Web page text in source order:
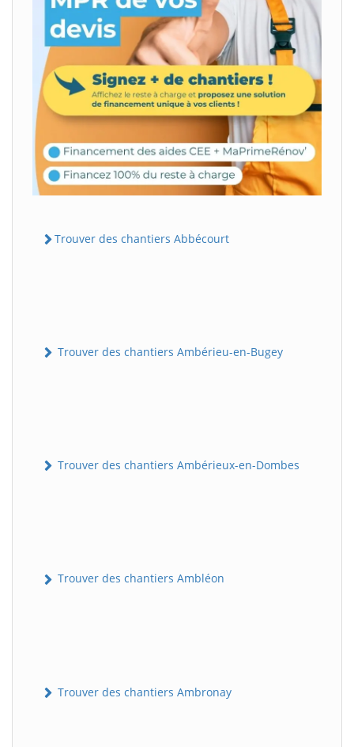
Trouver des chantiers Abbécourt
Trouver des chantiers Ambérieu-en-Bugey
Trouver des chantiers Ambérieux-en-Dombes
Trouver des chantiers Ambléon
Trouver des chantiers Ambronay